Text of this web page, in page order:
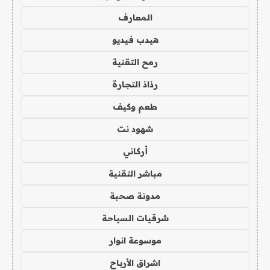
المعارف
هيدب فيديو
رمح التقنية
رذاذ التجارة
طعم وكيف
شهود نت
أركاني
مباشر التقنية
مدونة صحبة
شرقيات السياحة
موسوعة انوار
اشراق الأرباح